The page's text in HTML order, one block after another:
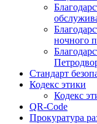
ночного
Стандарт
Кодекс этики
Кодекс
QR-Code
Прокуратура